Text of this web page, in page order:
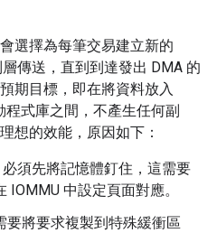
選擇為每筆交易建立新的
傳送，直到到達發出 DMA 的
期目標，即在將資料放入
式庫之間，不產生任何副
想的效能，原因如下：
須先將記憶體釘住，這需要
IOMMU 中設定頁面對應。
要將要求複製到特殊緩衝區